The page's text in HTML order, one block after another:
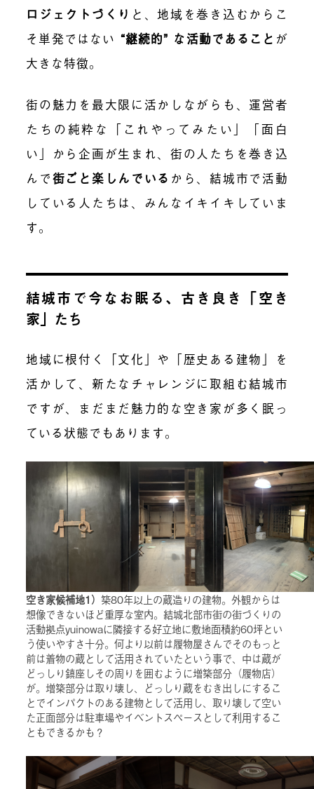
ロジェクトづくり と、地域を巻き込むからこ
そ単発ではない “継続的” な活動であること が
大きな特徴。
街の魅力を最大限に活かしながらも、運営者
たちの純粋な「これやってみたい」「面白
い」から企画が生まれ、街の人たちを巻き込
んで街ごと楽しんでいる から、結城市で活動
している人たちは、みんなイキイキしていま
す。
結城市で今なお眠る、古き良き「空き
家」たち
地域に根付く「文化」や「歴史ある建物」を
活かして、新たなチャレンジに取組む結城市
ですが、まだまだ魅力的な空き家が多く眠っ
ている状態でもあります。
空き家候補地1）築80年以上の蔵造りの建物。外観からは
想像できないほど重厚な室内。結城北部市街の街づくりの
活動拠点yuinowaに隣接する好立地に敷地面積約60坪とい
う使いやすさ十分。何より以前は履物屋さんでそのもっと
前は着物の蔵として活用されていたという事で、中は蔵が
どっしり鎮座しその周りを囲むように増築部分（履物店）
が。増築部分は取り壊し、どっしり蔵をむき出しにするこ
とでインパクトのある建物として活用し、取り壊して空い
た正面部分は駐車場やイベントスペースとして利用するこ
ともできるかも？